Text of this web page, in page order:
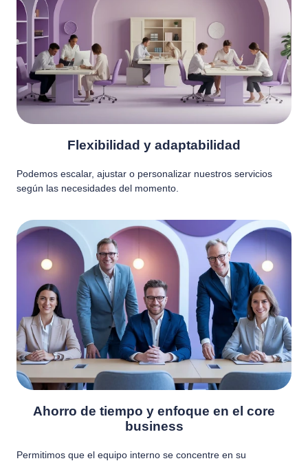
Flexibilidad y adaptabilidad
Podemos escalar, ajustar o personalizar nuestros servicios
según las necesidades del momento.
Ahorro de tiempo y enfoque en el core
business
Permitimos que el equipo interno se concentre en su